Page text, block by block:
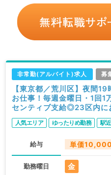
非常勤(アルバイト)求人 募
【東京都／荒川区】夜間
お仕事！毎週金曜日・1回1
センティブ支給◎23区内に
の送迎有（小児科・内科系
人気エリア ゆったりめ勤務 駅
給与 単価
勤務曜日 金